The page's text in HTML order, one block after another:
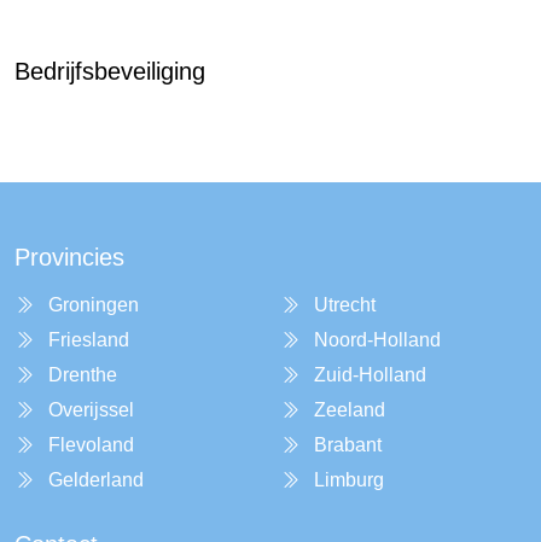
Bedrijfsbeveiliging
Provincies
Groningen
Friesland
Drenthe
Overijssel
Flevoland
Gelderland
Utrecht
Noord-Holland
Zuid-Holland
Zeeland
Brabant
Limburg